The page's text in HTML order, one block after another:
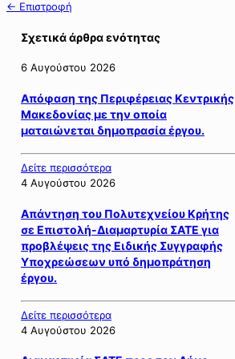
← Επιστροφή
Σχετικά άρθρα ενότητας
6 Αυγούστου 2026
Απόφαση της Περιφέρειας Κεντρικής
Μακεδονίας με την οποία
ματαιώνεται δημοπρασία έργου.
Δείτε περισσότερα
4 Αυγούστου 2026
Απάντηση του Πολυτεχνείου Κρήτης
σε Επιστολή-Διαμαρτυρία ΣΑΤΕ για
προβλέψεις της Ειδικής Συγγραφής
Υποχρεώσεων υπό δημοπράτηση
έργου.
Δείτε περισσότερα
4 Αυγούστου 2026